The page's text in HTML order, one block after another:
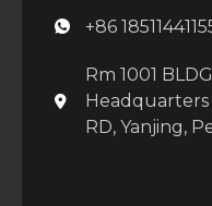
+86
Rm 1001
Headquarters
RD, Yanjing,